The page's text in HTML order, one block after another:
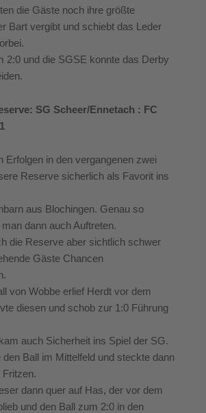
die Gäste noch ihre größte
Bart vergibt und schiebt das Leder
2:0 und die SGSE konnte das Derby
SG Scheer/Ennetach : FC
Erfolgen in den vergangenen zwei
Reserve sicherlich als Favorit ins
aus Blochingen. Genau so
dann auch Auftreten.
die Reserve aber sichtlich schwer
Gäste Chancen
von Wobbe erlief Herdt vor dem
diesen und schob zur 1:0 Führung
auch Sicherheit ins Spiel der SG.
den Ball im Mittelfeld und steckte dann
Fritzen.
dann quer auf Has, der vor dem
und den Ball zum 2:0 in den